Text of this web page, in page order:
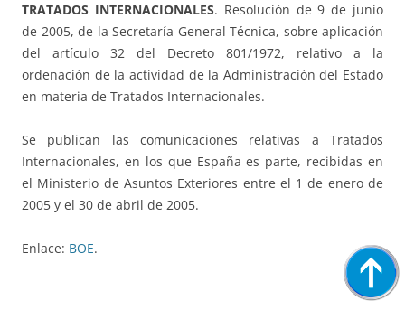
TRATADOS INTERNACIONALES. Resolución de 9 de junio
de 2005, de la Secretaría General Técnica, sobre aplicación
del artículo 32 del Decreto 801/1972, relativo a la
ordenación de la actividad de la Administración del Estado
en materia de Tratados Internacionales.
Se publican las comunicaciones relativas a Tratados
Internacionales, en los que España es parte, recibidas en
el Ministerio de Asuntos Exteriores entre el 1 de enero de
2005 y el 30 de abril de 2005.
Enlace: BOE.